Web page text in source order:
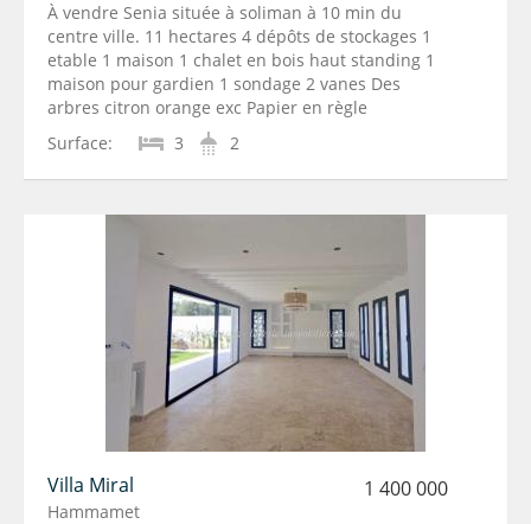
À vendre Senia située à soliman à 10 min du
centre ville. 11 hectares 4 dépôts de stockages 1
etable 1 maison 1 chalet en bois haut standing 1
maison pour gardien 1 sondage 2 vanes Des
arbres citron orange exc Papier en règle
Surface:
3 2
Villa Miral 1 400 000
Hammamet